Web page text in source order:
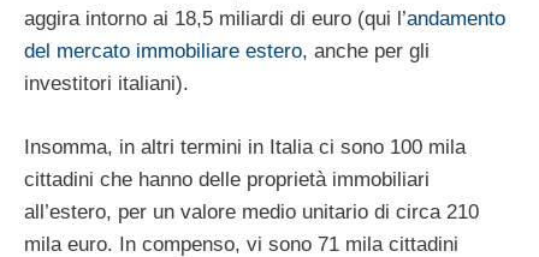
aggira intorno ai 18,5 miliardi di euro (qui l’andamento
del mercato immobiliare estero, anche per gli
investitori italiani).
Insomma, in altri termini in Italia ci sono 100 mila
cittadini che hanno delle proprietà immobiliari
all’estero, per un valore medio unitario di circa 210
mila euro. In compenso, vi sono 71 mila cittadini